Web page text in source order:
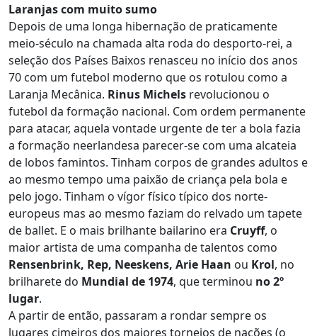
Laranjas com muito sumo
Depois de uma longa hibernação de praticamente
meio-século na chamada alta roda do desporto-rei, a
seleção dos Países Baixos renasceu no início dos anos
70 com um futebol moderno que os rotulou como a
Laranja Mecânica. Rinus Michels revolucionou o
futebol da formação nacional. Com ordem permanente
para atacar, aquela vontade urgente de ter a bola fazia
a formação neerlandesa parecer-se com uma alcateia
de lobos famintos. Tinham corpos de grandes adultos e
ao mesmo tempo uma paixão de criança pela bola e
pelo jogo. Tinham o vígor físico típico dos norte-
europeus mas ao mesmo faziam do relvado um tapete
de ballet. E o mais brilhante bailarino era Cruyff, o
maior artista de uma companha de talentos como
Rensenbrink, Rep, Neeskens, Arie Haan ou Krol, no
brilharete do Mundial de 1974, que terminou no 2º
lugar.
A partir de então, passaram a rondar sempre os
lugares cimeiros dos maiores torneios de nações (o